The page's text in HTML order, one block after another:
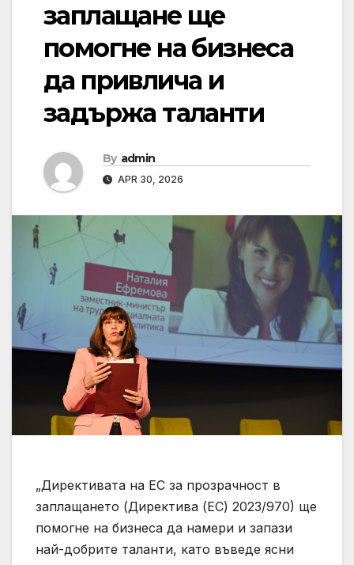
заплащане ще
помогне на бизнеса
да привлича и
задържа таланти
By admin
APR 30, 2026
„Директивата на ЕС за прозрачност в
заплащането (Директива (ЕС) 2023/970) ще
помогне на бизнеса да намери и запази
най-добрите таланти, като въведе ясни